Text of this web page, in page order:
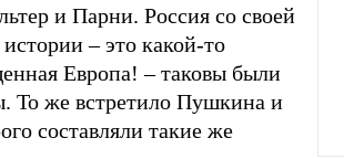
и Парни. Россия со своей
– это какой-то
Европа! – таковы были
То же встретило Пушкина и
составляли такие же